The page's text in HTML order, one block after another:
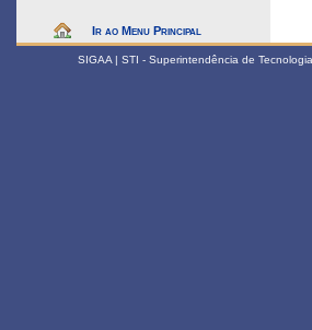
Ir ao Menu Principal
SIGAA | STI - Superintendência de